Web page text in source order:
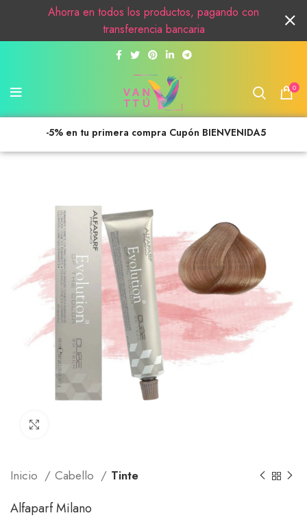
0
-5% en tu primera compra Cupón BIENVENIDA5
Inicio Cabello Tinte
Alfaparf Milano
Ahorra en todos los productos, pagando con
transferencia bancaria